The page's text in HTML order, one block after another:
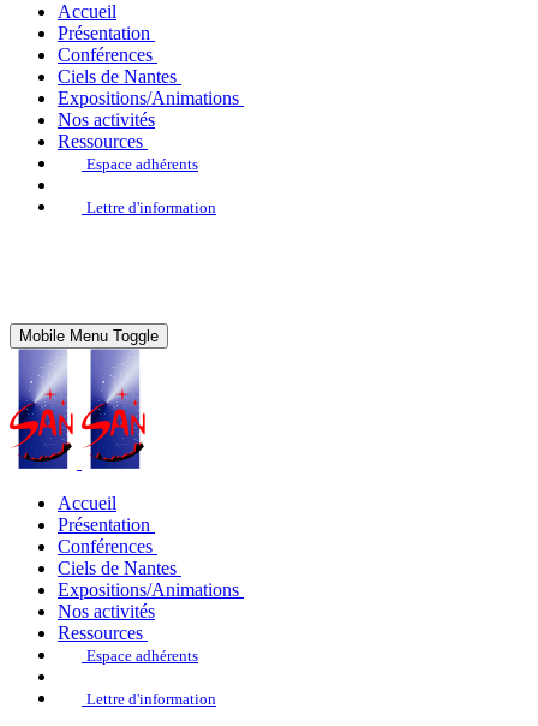
Accueil
Présentation
Conférences
Ciels de Nantes
Expositions/Animations
Nos activités
Ressources
Espace adhérents
Lettre d'information
Mobile Menu Toggle
Accueil
Présentation
Conférences
Ciels de Nantes
Expositions/Animations
Nos activités
Ressources
Espace adhérents
Lettre d'information